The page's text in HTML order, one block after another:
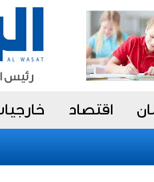
اقتصاد